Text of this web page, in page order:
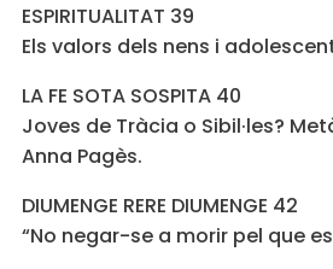
ESPIRITUALITAT 39
Els valors dels nens i
LA FE SOTA SOSPITA 40
Joves de Tràcia o Sibil·les?
Anna Pagès.
DIUMENGE RERE DIUMENGE 42
“No negar-se a morir pel que